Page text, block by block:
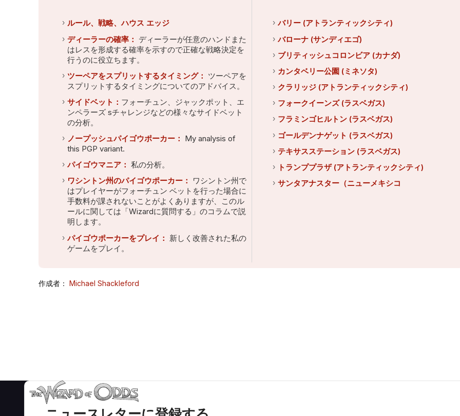
ルール、戦略、ハウス エッジ
ディーラーの確率： ディーラーが任意のハンドまた
はレスを形成する確率を示すので正確な戦略決定を
行うのに役立ちます。
ツーペアをスプリットするタイミング： ツーペアを
スプリットするタイミングについてのアドバイス。
サイドベット： フォーチュン、ジャックポット、エ
ンペラーズ sチャレンジなどの様々なサイドベット
の分析。
ノープッシュパイゴウポーカー： My analysis of
this PGP variant.
パイゴウマニア： 私の分析。
ワシントン州のパイゴウポーカー：
ワシントン州で
はプレイヤーがフォーチュン ベットを行った場合に
手数料が課されないことがよくありますが、このル
ールに関しては「Wizardに質問する」のコラムで説
明します。
パイゴウポーカーをプレイ： 新しく改善された私の
ゲームをプレイ。
バリー (アトランティックシティ)
バローナ (サンディエゴ)
ブリティッシュコロンビア (カナダ)
カンタベリー公園 (ミネソタ)
クラリッジ (アトランティックシティ)
フォークイーンズ (ラスベガス)
フラミンゴヒルトン (ラスベガス)
ゴールデンナゲット (ラスベガス)
テキサスステーション (ラスベガス)
トランププラザ (アトランティックシティ)
サンタアナスター（ニューメキシコ
作成者： Michael Shackleford